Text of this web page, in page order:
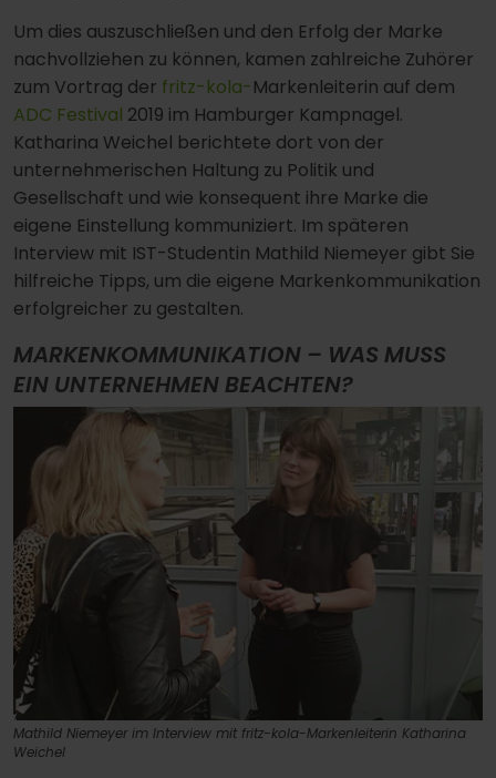
Um dies auszuschließen und den Erfolg der Marke
nachvollziehen zu können, kamen zahlreiche Zuhörer
zum Vortrag der fritz-kola-Markenleiterin auf dem
ADC Festival 2019 im Hamburger Kampnagel.
Katharina Weichel berichtete dort von der
unternehmerischen Haltung zu Politik und
Gesellschaft und wie konsequent ihre Marke die
eigene Einstellung kommuniziert. Im späteren
Interview mit IST-Studentin Mathild Niemeyer gibt Sie
hilfreiche Tipps, um die eigene Markenkommunikation
erfolgreicher zu gestalten.
MARKENKOMMUNIKATION – WAS MUSS
EIN UNTERNEHMEN BEACHTEN?
Mathild Niemeyer im Interview mit fritz-kola-Markenleiterin Katharina
Weichel